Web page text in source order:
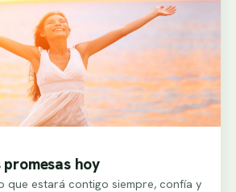
hoy
que estará contigo siempre, confía y